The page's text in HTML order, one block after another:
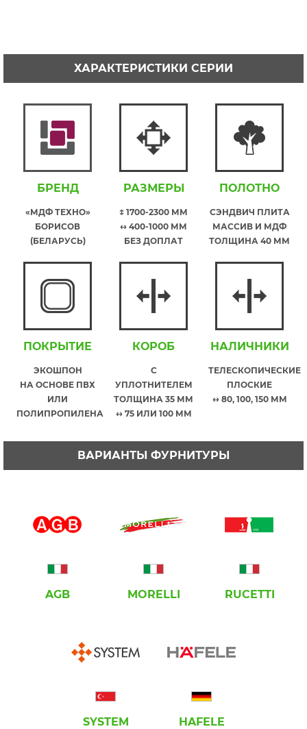
ХАРАКТЕРИСТИКИ СЕРИИ
БРЕНД
«МДФ ТЕХНО»
БОРИСОВ
(БЕЛАРУСЬ)
РАЗМЕРЫ
↕ 1700-2300 ММ
↔ 400-1000 ММ
БЕЗ ДОПЛАТ
ПОЛОТНО
СЭНДВИЧ ПЛИТА
МАССИВ И МДФ
ТОЛЩИНА 40 ММ
ПОКРЫТИЕ
ЭКОШПОН
НА ОСНОВЕ ПВХ
ИЛИ
ПОЛИПРОПИЛЕНА
КОРОБ
С
УПЛОТНИТЕЛЕМ
ТОЛЩИНА 35 ММ
↔ 75 ИЛИ 100 ММ
НАЛИЧНИКИ
ТЕЛЕСКОПИЧЕСКИЕ
ПЛОСКИЕ
↔ 80, 100, 150 ММ
ВАРИАНТЫ ФУРНИТУРЫ
AGB MORELLI RUCETTI
SYSTEM HAFELE